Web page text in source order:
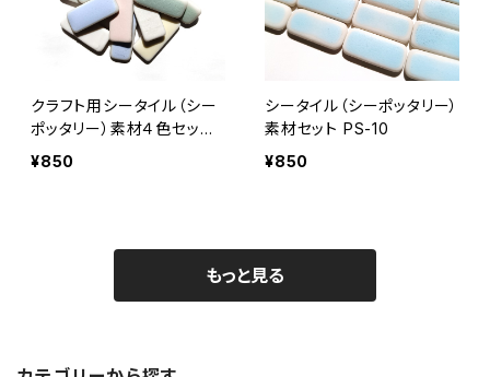
クラフト用シータイル（シー
ポッタリー）素材４色セット
PS-11
¥850
シータイル（シーポッタリー）
素材セット PS-10
¥850
もっと見る